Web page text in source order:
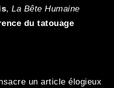
, La Bête Humaine
du tatouage
un article élogieux